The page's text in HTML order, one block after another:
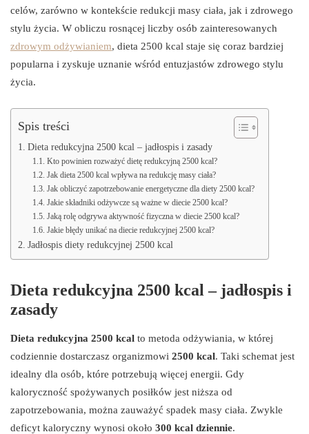
celów, zarówno w kontekście redukcji masy ciała, jak i zdrowego
stylu życia. W obliczu rosnącej liczby osób zainteresowanych
zdrowym odżywianiem, dieta 2500 kcal staje się coraz bardziej
popularna i zyskuje uznanie wśród entuzjastów zdrowego stylu
życia.
Spis treści
Dieta redukcyjna 2500 kcal – jadłospis i zasady
Kto powinien rozważyć dietę redukcyjną 2500 kcal?
Jak dieta 2500 kcal wpływa na redukcję masy ciała?
Jak obliczyć zapotrzebowanie energetyczne dla diety 2500 kcal?
Jakie składniki odżywcze są ważne w diecie 2500 kcal?
Jaką rolę odgrywa aktywność fizyczna w diecie 2500 kcal?
Jakie błędy unikać na diecie redukcyjnej 2500 kcal?
Jadłospis diety redukcyjnej 2500 kcal
Dieta redukcyjna 2500 kcal – jadłospis i
zasady
Dieta redukcyjna 2500 kcal to metoda odżywiania, w której
codziennie dostarczasz organizmowi 2500 kcal. Taki schemat jest
idealny dla osób, które potrzebują więcej energii. Gdy
kaloryczność spożywanych posiłków jest niższa od
zapotrzebowania, można zauważyć spadek masy ciała. Zwykle
deficyt kaloryczny wynosi około 300 kcal dziennie.